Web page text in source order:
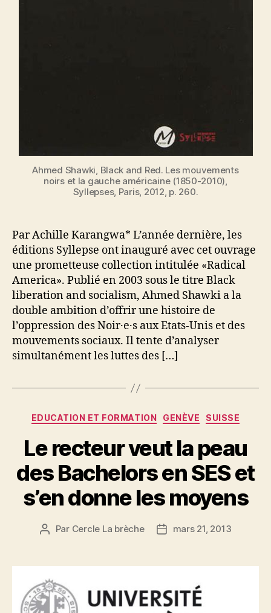
Ahmed Shawki, Black and Red. Les mouvements
noirs et la gauche américaine (1850-2010),
Syllepses, Paris, 2012, p. 260.
Par Achille Karangwa* L’année dernière, les
éditions Syllepse ont inauguré avec cet ouvrage
une prometteuse collection intitulée «Radical
America». Publié en 2003 sous le titre Black
liberation and socialism, Ahmed Shawki a la
double ambition d’offrir une histoire de
l’oppression des Noir·e·s aux Etats-Unis et des
mouvements sociaux. Il tente d’analyser
simultanément les luttes des […]
Catégories
EDUCATION ET FORMATION GENÈVE SUISSE
Le recteur veut la peau
des Bachelors en SES et
s’en donne les moyens
Auteur
Par Cercle La brèche
Datemars 21, 2013